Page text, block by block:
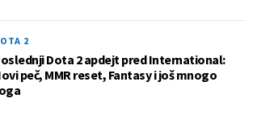
2
Dota 2 apdejt pred International:
peč, MMR reset, Fantasy i još mnogo